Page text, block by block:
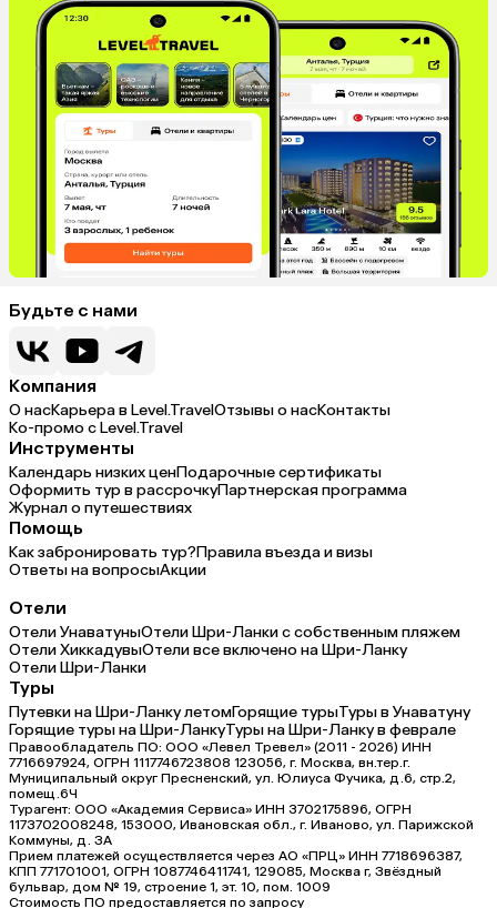
Будьте с нами
Компания
О насКарьера в Level.TravelОтзывы о насКонтакты
Ко-промо с Level.Travel
Инструменты
Календарь низких ценПодарочные сертификаты
Оформить тур в рассрочкуПартнерская программа
Журнал о путешествиях
Помощь
Как забронировать тур?Правила въезда и визы
Ответы на вопросыАкции
Отели
Отели УнаватуныОтели Шри-Ланки с собственным пляжем
Отели ХиккадувыОтели все включено на Шри-Ланку
Отели Шри-Ланки
Туры
Путевки на Шри-Ланку летомГорящие турыТуры в Унаватуну
Горящие туры на Шри-ЛанкуТуры на Шри-Ланку в феврале
Правообладатель ПО: ООО «Левел Тревел» (2011 - 2026) ИНН
7716697924, ОГРН 1117746723808 123056, г. Москва, вн.тер.г.
Муниципальный округ Пресненский, ул. Юлиуса Фучика, д.6, стр.2,
помещ.6Ч
Турагент: ООО «Академия Сервиса» ИНН 3702175896, ОГРН
1173702008248, 153000, Ивановская обл., г. Иваново, ул. Парижской
Коммуны, д. ЗА
Прием платежей осуществляется через АО «ПРЦ» ИНН 7718696387,
КПП 771701001, ОГРН 1087746411741, 129085, Москва г, Звёздный
бульвар, дом № 19, строение 1, эт. 10, пом. 1009
Стоимость ПО предоставляется по запросу